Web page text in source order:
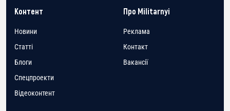
Контент
Новини
Статті
Блоги
Спецпроекти
Відеоконтент
Про Militarnyi
Реклама
Контакт
Вакансії